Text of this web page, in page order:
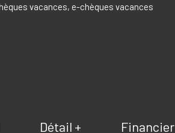
vacances, e-chèques vacances
Détail + Financier